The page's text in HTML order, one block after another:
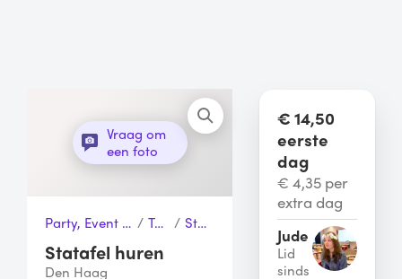
Vraag om
een foto
Party, Event & Tuinfeest / Tafels / Statafel
Statafel huren
Den Haag
€ 14,50
eerste
dag
€ 4,35 per
extra dag
Jude
Lid
sinds